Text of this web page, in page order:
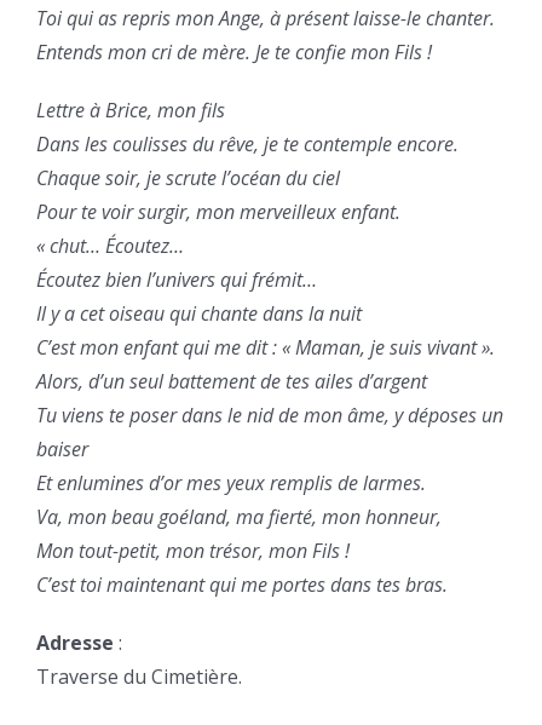
Toi qui as repris mon Ange, à présent laisse-le chanter.
Entends mon cri de mère. Je te confie mon Fils !
Lettre à Brice, mon fils
Dans les coulisses du rêve, je te contemple encore.
Chaque soir, je scrute l’océan du ciel
Pour te voir surgir, mon merveilleux enfant.
« chut… Écoutez…
Écoutez bien l’univers qui frémit…
Il y a cet oiseau qui chante dans la nuit
C’est mon enfant qui me dit : « Maman, je suis vivant ».
Alors, d’un seul battement de tes ailes d’argent
Tu viens te poser dans le nid de mon âme, y déposes un
baiser
Et enlumines d’or mes yeux remplis de larmes.
Va, mon beau goéland, ma fierté, mon honneur,
Mon tout-petit, mon trésor, mon Fils !
C’est toi maintenant qui me portes dans tes bras.
Adresse :
Traverse du Cimetière.